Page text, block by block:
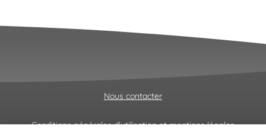
Nous contacter
Conditions générales d'utilisation et mentions légales